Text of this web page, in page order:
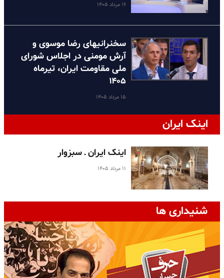
۱۶ مرداد ۱۴۰۵
سخنرانیهای رضا موسوی و
آرش مومنی در اجلاس شورای
ملی مقاومت ایران، تیرماه
۱۴۰۵
۱۵ مرداد ۱۴۰۵
اینک ایران
اینک ایران ـ سبزوار
۱۱ مرداد ۱۴۰۵
شنیداری ها